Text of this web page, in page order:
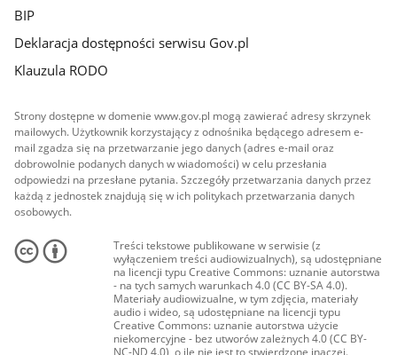
BIP
Deklaracja dostępności serwisu Gov.pl
Klauzula RODO
Strony dostępne w domenie www.gov.pl mogą zawierać adresy skrzynek
mailowych. Użytkownik korzystający z odnośnika będącego adresem e-
mail zgadza się na przetwarzanie jego danych (adres e-mail oraz
dobrowolnie podanych danych w wiadomości) w celu przesłania
odpowiedzi na przesłane pytania. Szczegóły przetwarzania danych przez
każdą z jednostek znajdują się w ich politykach przetwarzania danych
osobowych.
Treści tekstowe publikowane w serwisie (z
wyłączeniem treści audiowizualnych), są udostępniane
na licencji typu Creative Commons: uznanie autorstwa
- na tych samych warunkach 4.0 (CC BY-SA 4.0).
Materiały audiowizualne, w tym zdjęcia, materiały
audio i wideo, są udostępniane na licencji typu
Creative Commons: uznanie autorstwa użycie
niekomercyjne - bez utworów zależnych 4.0 (CC BY-
NC-ND 4.0), o ile nie jest to stwierdzone inaczej.